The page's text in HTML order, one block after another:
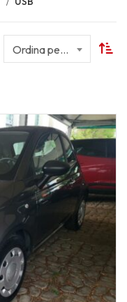
Ordina per nome